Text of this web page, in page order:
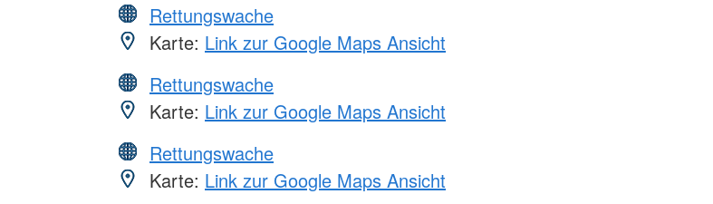
Rettungswache
Karte: Link zur Google Maps Ansicht
Rettungswache
Karte: Link zur Google Maps Ansicht
Rettungswache
Karte: Link zur Google Maps Ansicht